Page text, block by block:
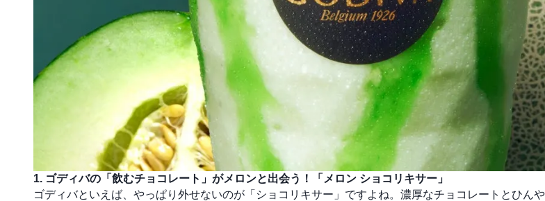
1. ゴディバの「飲むチョコレート」がメロンと出会う！「メロン ショコリキサー」
ゴディバといえば、やっぱり外せないのが「ショコリキサー」ですよね。濃厚なチョコレートとひん